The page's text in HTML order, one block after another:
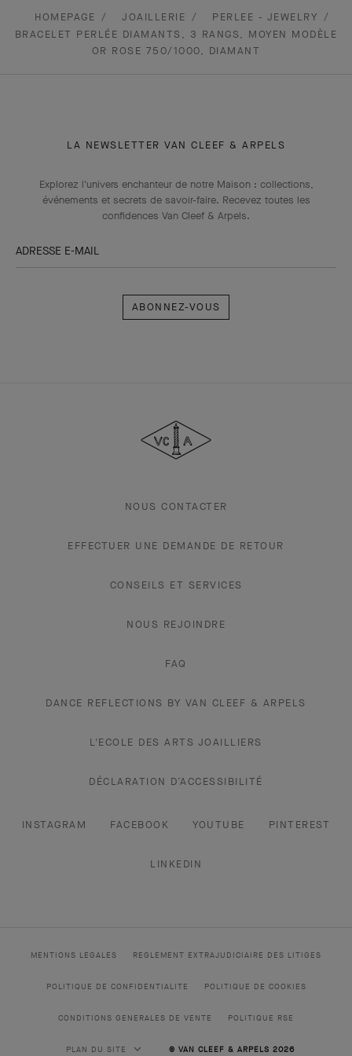
HOMEPAGE JOAILLERIE
PERLEE - JEWELRY
BRACELET PERLÉE DIAMANTS, 3 RANGS, MOYEN MODÈLE
OR ROSE 750/1000, DIAMANT
LA NEWSLETTER VAN CLEEF & ARPELS
Explorez l'univers enchanteur de notre Maison : collections,
événements et secrets de savoir-faire. Recevez toutes les
confidences Van Cleef & Arpels​.
ADRESSE E-MAIL
vous
&
Arpels
NOUS CONTACTER
EFFECTUER UNE DEMANDE DE RETOUR
CONSEILS ET SERVICES
NOUS REJOINDRE
FAQ
DANCE REFLECTIONS BY VAN CLEEF & ARPELS
L'ECOLE DES ARTS JOAILLIERS
DÉCLARATION D’ACCESSIBILITÉ
INSTAGRAM FACEBOOK YOUTUBE PINTEREST
LINKEDIN
MENTIONS LEGALES REGLEMENT EXTRAJUDICIAIRE DES LITIGES
POLITIQUE DE CONFIDENTIALITE POLITIQUE DE COOKIES
CONDITIONS GENERALES DE VENTE POLITIQUE RSE
PLAN DU SITE © VAN CLEEF & ARPELS 2026